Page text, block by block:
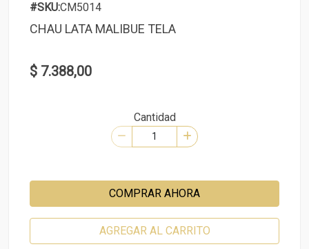
#SKU:CM5014
CHAU LATA MALIBUE TELA
$ 7.388,00
Cantidad
COMPRAR AHORA
AGREGAR AL CARRITO